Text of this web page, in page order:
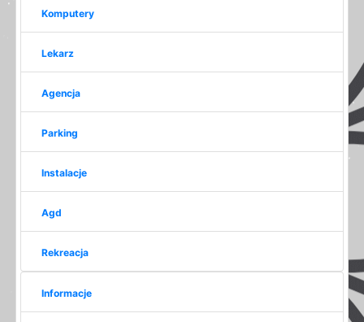
Komputery
Lekarz
Agencja
Parking
Instalacje
Agd
Rekreacja
Informacje